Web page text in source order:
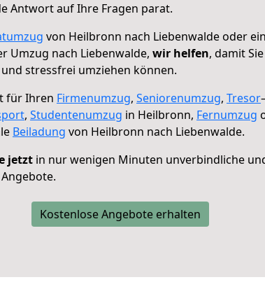
Antwort auf Ihre Fragen parat.
von Heilbronn nach Liebenwalde oder ein
Umzug nach Liebenwalde, wir helfen, damit Sie
stressfrei umziehen können.
für Ihren Firmenumzug, Seniorenumzug, Tresor
, Studentenumzug in Heilbronn, Fernumzug
Beiladung von Heilbronn nach Liebenwalde.
jetzt in nur wenigen Minuten unverbindliche
Kostenlose Angebote erhalten